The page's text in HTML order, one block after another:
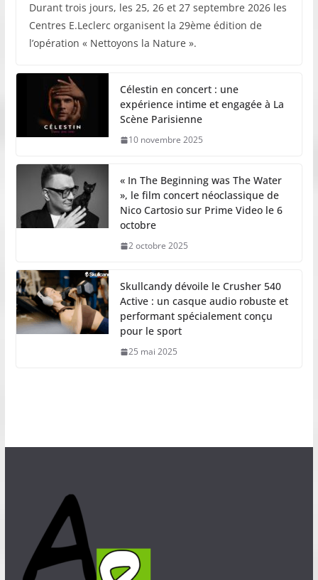
Durant trois jours, les 25, 26 et 27 septembre 2026 les
Centres E.Leclerc organisent la 29ème édition de
l’opération « Nettoyons la Nature ».
Célestin en concert : une
expérience intime et engagée à La
Scène Parisienne
10 novembre 2025
« In The Beginning was The Water
», le film concert néoclassique de
Nico Cartosio sur Prime Video le 6
octobre
2 octobre 2025
Skullcandy dévoile le Crusher 540
Active : un casque audio robuste et
performant spécialement conçu
pour le sport
25 mai 2025